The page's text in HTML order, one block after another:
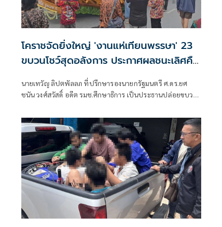
โคราชจัดยิ่งใหญ่ 'งานแห่เทียนพรรษา' 23
ขบวนโชว์สุดอลังการ ประกาศผลชนะเลิศคืน
นายเทวัญ ลิปตพัลลภ ที่ปรึกษารองนายกรัฐมนตรี ศ.ดร.ยศ
ชนัน วงศ์สวัสดิ์ อดีต รมช.ศึกษาธิการ เป็นประธานปล่อยขบวน
ชื่องาน “พุทธศิลป์ และแสงธรรมแห่งศรัทธา” ชิงถ้วย
พระราชทาน สมเด็จพระกนิษฐาธิราชเจ้า